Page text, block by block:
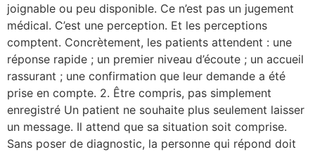
joignable ou peu disponible. Ce n’est pas un jugement
médical. C’est une perception. Et les perceptions
comptent. Concrètement, les patients attendent : une
réponse rapide ; un premier niveau d’écoute ; un accueil
rassurant ; une confirmation que leur demande a été
prise en compte. 2. Être compris, pas simplement
enregistré Un patient ne souhaite plus seulement laisser
un message. Il attend que sa situation soit comprise.
Sans poser de diagnostic, la personne qui répond doit